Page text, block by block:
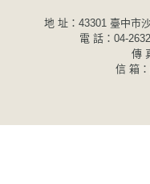
地 址：43301 臺中市
電 話：04-
傳
信 箱